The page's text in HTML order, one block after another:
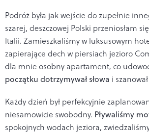
Podróż była jak wejście do zupełnie
szarej, deszczowej Polski przeniosłam
Italii. Zamieszkaliśmy w luksusowym
zapierające dech w piersiach jezioro
dla mnie osobny apartament, co
początku dotrzymywał słowa i
Każdy dzień był perfekcyjnie
niesamowicie swobodny. Pływaliśmy
spokojnych wodach jeziora,